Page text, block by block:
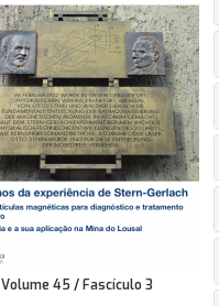
Volume 45 / Fascículo 3